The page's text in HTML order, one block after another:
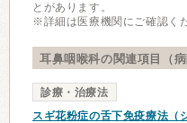
とがあります。
※詳細は医療機関にご確認く
耳鼻咽喉科の関連項目（病
診療・治療法
スギ花粉症の舌下免疫療法（